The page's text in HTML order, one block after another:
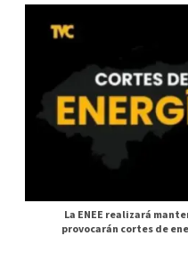
La ENEE realizará
provocarán cortes de